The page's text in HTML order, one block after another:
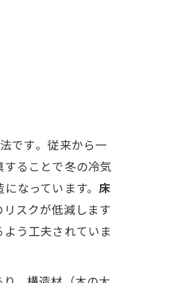
です​。従来から一
ることで冬の冷気
なっています。床
スクが低減します​
う工夫されていま